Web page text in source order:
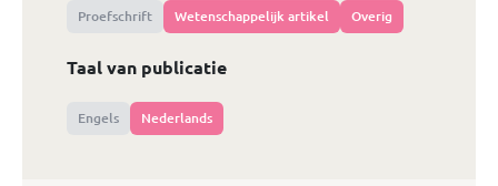
Proefschrift Wetenschappelijk artikel Overig
Taal van publicatie
Engels Nederlands